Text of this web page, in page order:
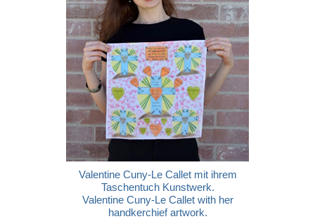
Valentine Cuny-Le Callet mit ihrem
Taschentuch Kunstwerk.
Valentine Cuny-Le Callet with her
handkerchief artwork.